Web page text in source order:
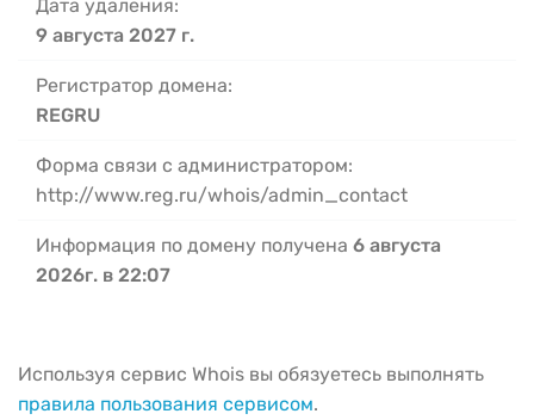
Дата удаления:
9 августа 2027 г.
Регистратор домена:
REGRU
Форма связи с администратором:
http://www.reg.ru/whois/admin_contact
Информация по домену получена 6 августа
2026г. в 22:07
Используя сервис Whois вы обязуетесь выполнять
правила пользования сервисом.